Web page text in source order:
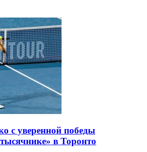
с уверенной победы
в Торонто